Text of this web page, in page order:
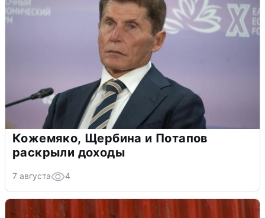
Кожемяко, Щербина и Потапов
раскрыли доходы
7 августа 4